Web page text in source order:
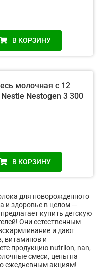
В КОРЗИНУ
молочная с 12
Nestogen 3 300
В КОРЗИНУ
для новорожденного
и здоровье в целом —
предлагает купить детскую
Они естественным
и дают
витаминов и
продукцию nutrilon, nan,
смеси, цены на
ежедневным акциям!